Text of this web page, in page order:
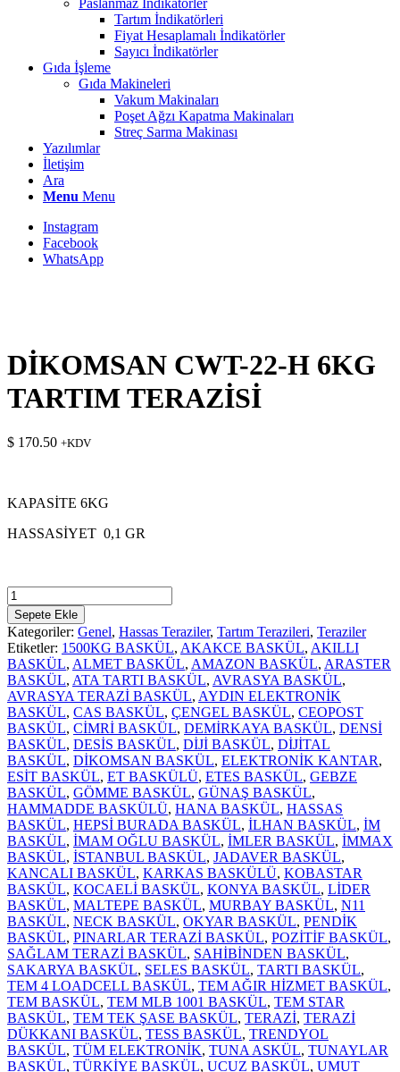
Paslanmaz İndikatörler
Tartım İndikatörleri
Fiyat Hesaplamalı İndikatörler
Sayıcı İndikatörler
Gıda İşleme
Gıda Makineleri
Vakum Makinaları
Poşet Ağzı Kapatma Makinaları
Streç Sarma Makinası
Yazılımlar
İletişim
Ara
Menu Menu
Instagram
Facebook
WhatsApp
DİKOMSAN CWT-22-H 6KG
TARTIM TERAZİSİ
$ 170.50 +KDV
KAPASİTE 6KG
HASSASİYET 0,1 GR
DİKOMSAN
CWT-
22-
H
6KG
TARTIM
TERAZİSİ
adet
Sepete Ekle
Kategoriler: Genel, Hassas Teraziler, Tartım Terazileri, Teraziler
Etiketler: 1500KG BASKÜL, AKAKCE BASKÜL, AKILLI
BASKÜL, ALMET BASKÜL, AMAZON BASKÜL, ARASTER
BASKÜL, ATA TARTI BASKÜL, AVRASYA BASKÜL,
AVRASYA TERAZİ BASKÜL, AYDIN ELEKTRONİK
BASKÜL, CAS BASKÜL, ÇENGEL BASKÜL, CEOPOST
BASKÜL, CİMRİ BASKÜL, DEMİRKAYA BASKÜL, DENSİ
BASKÜL, DESİS BASKÜL, DİJİ BASKÜL, DİJİTAL
BASKÜL, DİKOMSAN BASKÜL, ELEKTRONİK KANTAR,
ESİT BASKÜL, ET BASKÜLÜ, ETES BASKÜL, GEBZE
BASKÜL, GÖMME BASKÜL, GÜNAŞ BASKÜL,
HAMMADDE BASKÜLÜ, HANA BASKÜL, HASSAS
BASKÜL, HEPSİ BURADA BASKÜL, İLHAN BASKÜL, İM
BASKÜL, İMAM OĞLU BASKÜL, İMLER BASKÜL, İMMAX
BASKÜL, İSTANBUL BASKÜL, JADAVER BASKÜL,
KANCALI BASKÜL, KARKAS BASKÜLÜ, KOBASTAR
BASKÜL, KOCAELİ BASKÜL, KONYA BASKÜL, LİDER
BASKÜL, MALTEPE BASKÜL, MURBAY BASKÜL, N11
BASKÜL, NECK BASKÜL, OKYAR BASKÜL, PENDİK
BASKÜL, PINARLAR TERAZİ BASKÜL, POZİTİF BASKÜL,
SAĞLAM TERAZİ BASKÜL, SAHİBİNDEN BASKÜL,
SAKARYA BASKÜL, SELES BASKÜL, TARTI BASKÜL,
TEM 4 LOADCELL BASKÜL, TEM AĞIR HİZMET BASKÜL,
TEM BASKÜL, TEM MLB 1001 BASKÜL, TEM STAR
BASKÜL, TEM TEK ŞASE BASKÜL, TERAZİ, TERAZİ
DÜKKANI BASKÜL, TESS BASKÜL, TRENDYOL
BASKÜL, TÜM ELEKTRONİK, TUNA ASKÜL, TUNAYLAR
BASKÜL, TÜRKİYE BASKÜL, UCUZ BASKÜL, UMUT